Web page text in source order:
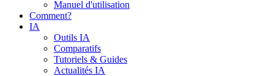
Manuel d'utilisation
Comment?
IA
Outils IA
Comparatifs
Tutoriels & Guides
Actualités IA